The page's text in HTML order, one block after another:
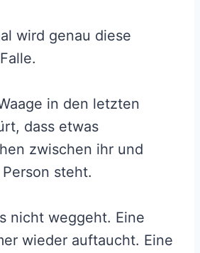
wird genau diese
in den letzten
dass etwas
zwischen ihr und
steht.
nicht weggeht. Eine
wieder auftaucht. Eine